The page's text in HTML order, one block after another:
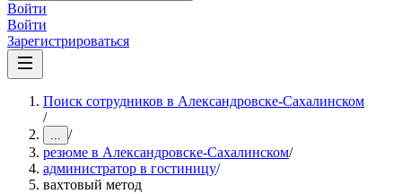
Войти
Войти
Зарегистрироваться
Поиск сотрудников в Александровске-Сахалинском
/
... /
резюме в Александровске-Сахалинском/
администратор в гостиницу/
вахтовый метод